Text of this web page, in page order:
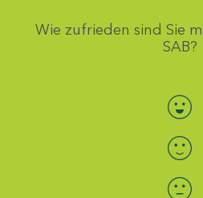
Wie zufrieden sind Sie
SAB?